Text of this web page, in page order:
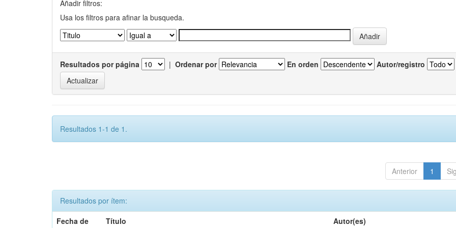
Añadir filtros:
Usa los filtros para afinar la busqueda.
Resultados por página | Ordenar por En orden Autor/registro
Resultados 1-1 de 1.
Anterior 1
Resultados por ítem:
Fecha de
Título Autor(es)